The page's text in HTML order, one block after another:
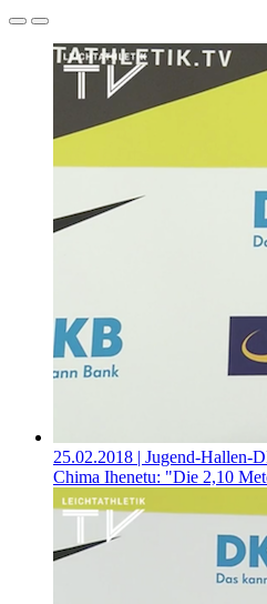
25.02.2018 | Jugend-Hallen-
Chima Ihenetu: "Die 2,10